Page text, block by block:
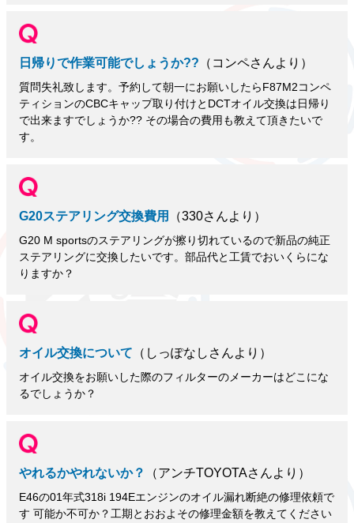
日帰りで作業可能でしょうか?? （コンペさんより）
質問失礼致します。予約して朝一にお願いしたらF87M2コンペ
ティションのCBCキャップ取り付けとDCTオイル交換は日帰り
で出来ますでしょうか?? その場合の費用も教えて頂きたいで
す。
G20ステアリング交換費用 （330さんより）
G20 M sportsのステアリングが擦り切れているので新品の純正
ステアリングに交換したいです。部品代と工賃でおいくらにな
りますか？
オイル交換について （しっぽなしさんより）
オイル交換をお願いした際のフィルターのメーカーはどこにな
るでしょうか？
やれるかやれないか？ （アンチTOYOTAさんより）
E46の01年式318i 194Eエンジンのオイル漏れ断絶の修理依頼で
す 可能か不可か？工期とおおよその修理金額を教えてください